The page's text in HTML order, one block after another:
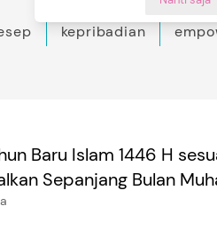
kepribadian
Baru Islam 1446 H
Sepanjang Bulan